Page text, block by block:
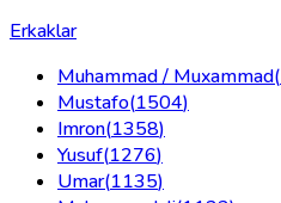
Erkaklar
Muhammad / Muxammad(
Mustafo(1504)
Imron(1358)
Yusuf(1276)
Umar(1135)